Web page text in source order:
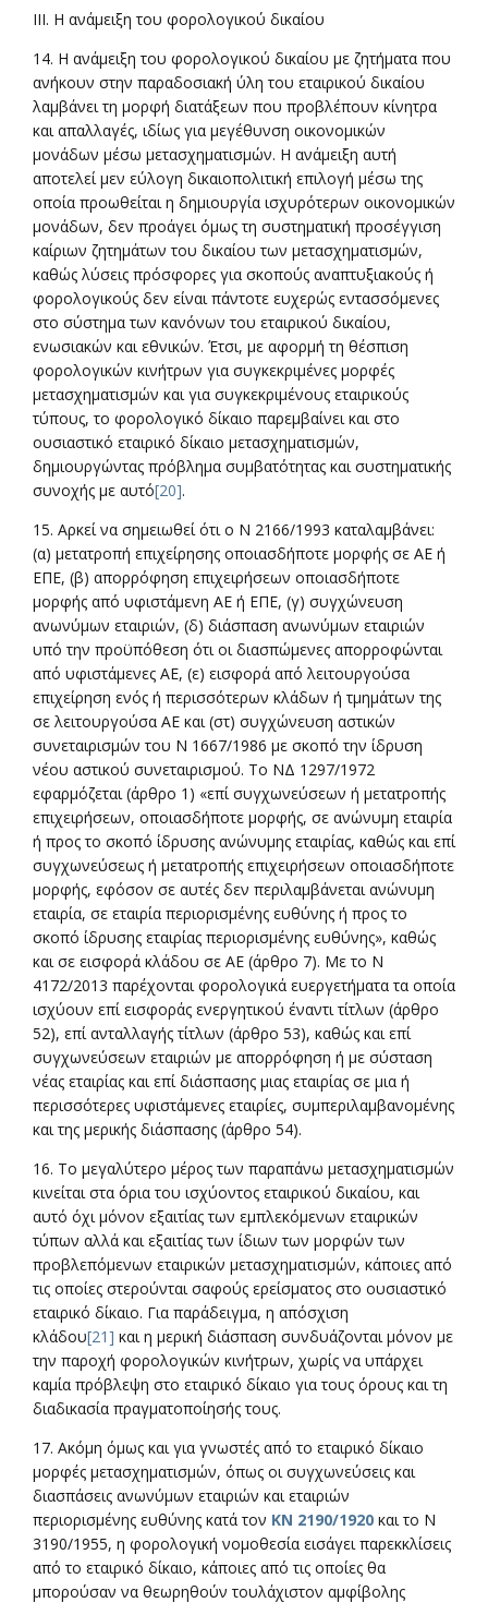
ΙΙΙ. Η ανάμειξη του φορολογικού δικαίου
14. Η ανάμειξη του φορολογικού δικαίου με ζητήματα που
ανήκουν στην παραδοσιακή ύλη του εταιρικού δικαίου
λαμβάνει τη μορφή διατάξεων που προβλέπουν κίνητρα
και απαλλαγές, ιδίως για μεγέθυνση οικονομικών
μονάδων μέσω μετασχηματισμών. Η ανάμειξη αυτή
αποτελεί μεν εύλογη δικαιοπολιτική επιλογή μέσω της
οποία προωθείται η δημιουργία ισχυρότερων οικονομικών
μονάδων, δεν προάγει όμως τη συστηματική προσέγγιση
καίριων ζητημάτων του δικαίου των μετασχηματισμών,
καθώς λύσεις πρόσφορες για σκοπούς αναπτυξιακούς ή
φορολογικούς δεν είναι πάντοτε ευχερώς εντασσόμενες
στο σύστημα των κανόνων του εταιρικού δικαίου,
ενωσιακών και εθνικών. Έτσι, με αφορμή τη θέσπιση
φορολογικών κινήτρων για συγκεκριμένες μορφές
μετασχηματισμών και για συγκεκριμένους εταιρικούς
τύπους, το φορολογικό δίκαιο παρεμβαίνει και στο
ουσιαστικό εταιρικό δίκαιο μετασχηματισμών,
δημιουργώντας πρόβλημα συμβατότητας και συστηματικής
συνοχής με αυτό[20].
15. Αρκεί να σημειωθεί ότι ο N 2166/1993 καταλαμβάνει:
(α) μετατροπή επιχείρησης οποιασδήποτε μορφής σε ΑΕ ή
ΕΠΕ, (β) απορρόφηση επιχειρήσεων οποιασδήποτε
μορφής από υφιστάμενη ΑΕ ή ΕΠΕ, (γ) συγχώνευση
ανωνύμων εταιριών, (δ) διάσπαση ανωνύμων εταιριών
υπό την προϋπόθεση ότι οι διασπώμενες απορροφώνται
από υφιστάμενες ΑΕ, (ε) εισφορά από λειτουργούσα
επιχείρηση ενός ή περισσότερων κλάδων ή τμημάτων της
σε λειτουργούσα ΑΕ και (στ) συγχώνευση αστικών
συνεταιρισμών του Ν 1667/1986 με σκοπό την ίδρυση
νέου αστικού συνεταιρισμού. Το ΝΔ 1297/1972
εφαρμόζεται (άρθρο 1) «επί συγχωνεύσεων ή μετατροπής
επιχειρήσεων, οποιασδήποτε μορφής, σε ανώνυμη εταιρία
ή προς το σκοπό ίδρυσης ανώνυμης εταιρίας, καθώς και επί
συγχωνεύσεως ή μετατροπής επιχειρήσεων οποιασδήποτε
μορφής, εφόσον σε αυτές δεν περιλαμβάνεται ανώνυμη
εταιρία, σε εταιρία περιορισμένης ευθύνης ή προς το
σκοπό ίδρυσης εταιρίας περιορισμένης ευθύνης», καθώς
και σε εισφορά κλάδου σε ΑΕ (άρθρο 7). Με το Ν
4172/2013 παρέχονται φορολογικά ευεργετήματα τα οποία
ισχύουν επί εισφοράς ενεργητικού έναντι τίτλων (άρθρο
52), επί ανταλλαγής τίτλων (άρθρο 53), καθώς και επί
συγχωνεύσεων εταιριών με απορρόφηση ή με σύσταση
νέας εταιρίας και επί διάσπασης μιας εταιρίας σε μια ή
περισσότερες υφιστάμενες εταιρίες, συμπεριλαμβανομένης
και της μερικής διάσπασης (άρθρο 54).
16. Το μεγαλύτερο μέρος των παραπάνω μετασχηματισμών
κινείται στα όρια του ισχύοντος εταιρικού δικαίου, και
αυτό όχι μόνον εξαιτίας των εμπλεκόμενων εταιρικών
τύπων αλλά και εξαιτίας των ίδιων των μορφών των
προβλεπόμενων εταιρικών μετασχηματισμών, κάποιες από
τις οποίες στερούνται σαφούς ερείσματος στο ουσιαστικό
εταιρικό δίκαιο. Για παράδειγμα, η απόσχιση
κλάδου[21] και η μερική διάσπαση συνδυάζονται μόνον με
την παροχή φορολογικών κινήτρων, χωρίς να υπάρχει
καμία πρόβλεψη στο εταιρικό δίκαιο για τους όρους και τη
διαδικασία πραγματοποίησής τους.
17. Ακόμη όμως και για γνωστές από το εταιρικό δίκαιο
μορφές μετασχηματισμών, όπως οι συγχωνεύσεις και
διασπάσεις ανωνύμων εταιριών και εταιριών
περιορισμένης ευθύνης κατά τον ΚΝ 2190/1920 και το Ν
3190/1955, η φορολογική νομοθεσία εισάγει παρεκκλίσεις
από το εταιρικό δίκαιο, κάποιες από τις οποίες θα
μπορούσαν να θεωρηθούν τουλάχιστον αμφίβολης